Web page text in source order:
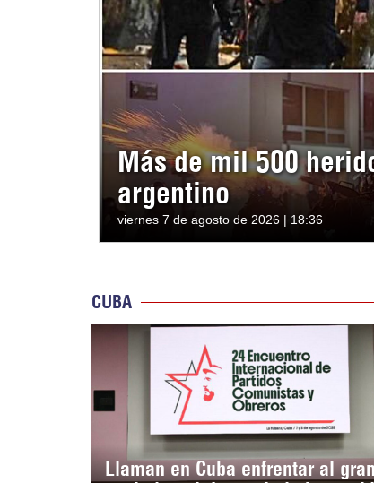
Más de mil 500
argentino
viernes 7 de agosto de 2026 | 18:36
CUBA
Llaman en Cuba enfrentar al